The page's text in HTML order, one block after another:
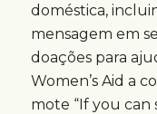
doméstica,
mensagem em
doações para
Women’s Aid a
mote “If you can